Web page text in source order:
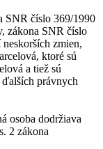
SNR číslo 369/1990
zákona SNR číslo
zmien,
ktoré sú
a tiež sú
právnych
osoba dodržiava
2 zákona